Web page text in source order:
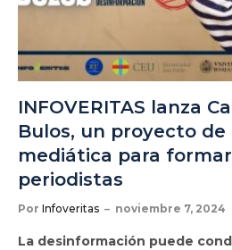
INFOVERITAS lanza
Bulos, un proyecto
mediática para
periodistas
Por Infoveritas noviembre 7, 2024
La desinformación puede